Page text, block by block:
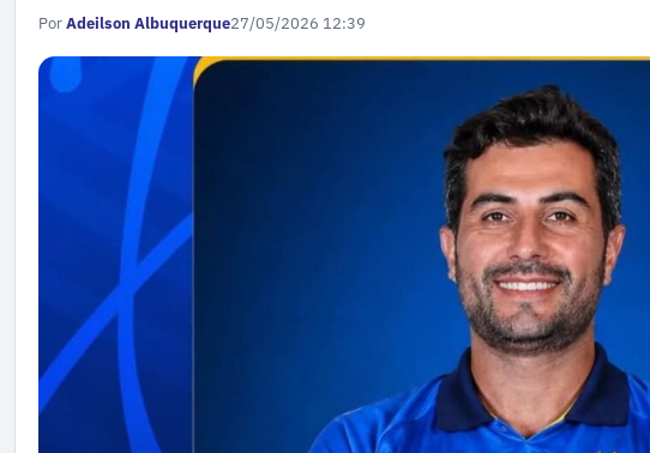
PorAdeilson Albuquerque27/05/2026 12:39